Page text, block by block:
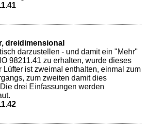
dreidimensional
darzustellen - und damit ein "Mehr"
98211.41 zu erhalten, wurde dieses
Lüfter ist zweimal enthalten, einmal zum
zum zweiten damit dies
drei Einfassungen werden